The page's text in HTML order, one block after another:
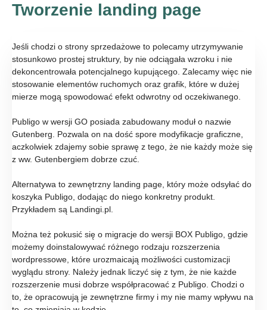
Tworzenie landing page
Jeśli chodzi o strony sprzedażowe to polecamy utrzymywanie
stosunkowo prostej struktury, by nie odciągała wzroku i nie
dekoncentrowała potencjalnego kupującego. Zalecamy więc nie
stosowanie elementów ruchomych oraz grafik, które w dużej
mierze mogą spowodować efekt odwrotny od oczekiwanego.
Publigo w wersji GO posiada zabudowany moduł o nazwie
Gutenberg. Pozwala on na dość spore modyfikacje graficzne,
aczkolwiek zdajemy sobie sprawę z tego, że nie każdy może się
z ww. Gutenbergiem dobrze czuć.
Alternatywa to zewnętrzny landing page, który może odsyłać do
koszyka Publigo, dodając do niego konkretny produkt.
Przykładem są Landingi.pl.
Można też pokusić się o migracje do wersji BOX Publigo, gdzie
możemy doinstalowywać różnego rodzaju rozszerzenia
wordpressowe, które urozmaicają możliwości customizacji
wyglądu strony. Należy jednak liczyć się z tym, że nie każde
rozszerzenie musi dobrze współpracować z Publigo. Chodzi o
to, że opracowują je zewnętrzne firmy i my nie mamy wpływu na